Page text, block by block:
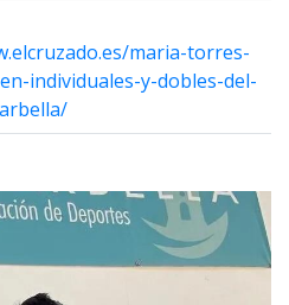
maria-torres-
individuales-y-dobles-del-